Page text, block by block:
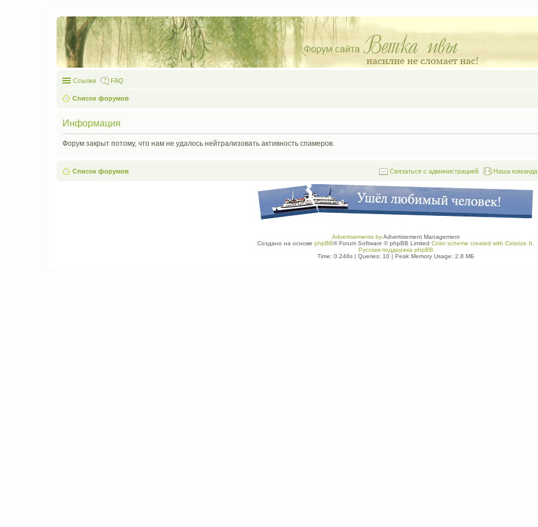
Ссылки FAQ
Список форумов
Информация
Форум закрыт потому, что нам не удалось нейтрализовать активность спамеров.
Список форумов Наша команда
Связаться с администрацией
Advertisements byAdvertisement Management
Создано на основе phpBB® Forum Software © phpBB Limited Color scheme created with Colorize It
Русская поддержка phpBB
Time: 0.248s| Queries: 10| Peak Memory Usage: 2.8 МБ